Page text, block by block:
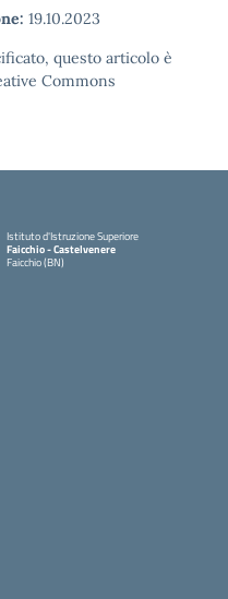
19.10.2023
questo articolo è
Commons
Istituto d'Istruzione Superiore
Faicchio - Castelvenere
Faicchio (BN)